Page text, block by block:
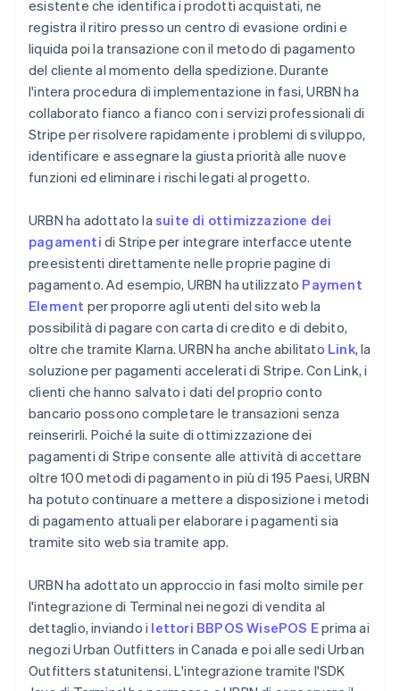
esistente che identifica i prodotti acquistati, ne
registra il ritiro presso un centro di evasione ordini e
liquida poi la transazione con il metodo di pagamento
del cliente al momento della spedizione. Durante
l'intera procedura di implementazione in fasi, URBN ha
collaborato fianco a fianco con i servizi professionali di
Stripe per risolvere rapidamente i problemi di sviluppo,
identificare e assegnare la giusta priorità alle nuove
funzioni ed eliminare i rischi legati al progetto.
URBN ha adottato la suite di ottimizzazione dei
pagamenti di Stripe per integrare interfacce utente
preesistenti direttamente nelle proprie pagine di
pagamento. Ad esempio, URBN ha utilizzato Payment
Element per proporre agli utenti del sito web la
possibilità di pagare con carta di credito e di debito,
oltre che tramite Klarna. URBN ha anche abilitato Link, la
soluzione per pagamenti accelerati di Stripe. Con Link, i
clienti che hanno salvato i dati del proprio conto
bancario possono completare le transazioni senza
reinserirli. Poiché la suite di ottimizzazione dei
pagamenti di Stripe consente alle attività di accettare
oltre 100 metodi di pagamento in più di 195 Paesi, URBN
ha potuto continuare a mettere a disposizione i metodi
di pagamento attuali per elaborare i pagamenti sia
tramite sito web sia tramite app.
URBN ha adottato un approccio in fasi molto simile per
l'integrazione di Terminal nei negozi di vendita al
dettaglio, inviando i lettori BBPOS WisePOS Eprima ai
negozi Urban Outfitters in Canada e poi alle sedi Urban
Outfitters statunitensi. L'integrazione tramite l'SDK